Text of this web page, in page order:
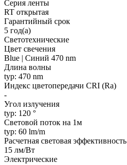
Серия ленты
RT открытая
Гарантийный срок
5 год(а)
Светотехнические
Цвет свечения
Blue | Синий 470 nm
Длина волны
typ: 470 nm
Индекс цветопередачи CRI (Ra)
-
Угол излучения
typ: 120 °
Световой поток на 1м
typ: 60 lm/m
Расчетная световая эффективность
15 лм/Вт
Электрические